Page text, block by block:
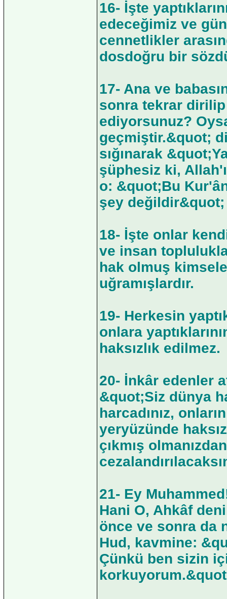
16- İşte
edeceğimiz ve
cennetlikler
dosdoğru bir
17- Ana ve
sonra tekrar dirilip
ediyorsunuz?
geçmiştir.&quot;
sığınarak
şüphesiz ki,
o: &quot;Bu
şey
18- İşte onlar
ve insan
hak olmuş
uğramışlardır.
19- Herkesin
onlara
haksızlık edilmez.
20- İnkâr edenler
&quot;Siz dünya
harcadınız,
yeryüzünde
çıkmış
21- Ey
Hani O, Ahkâf
önce ve sonra da
Hud, kavmine:
Çünkü ben sizin